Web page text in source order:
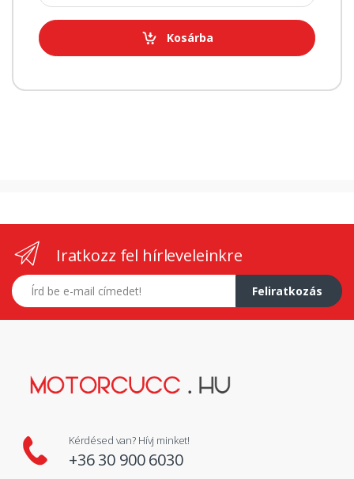
Kosárba
Iratkozz fel hírleveleinkre
E-mail címed
Feliratkozás
Kérdésed van? Hívj minket!
+36 30 900 6030